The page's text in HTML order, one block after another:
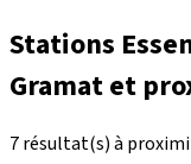
Stations
Gramat et
7 résultat(s) à